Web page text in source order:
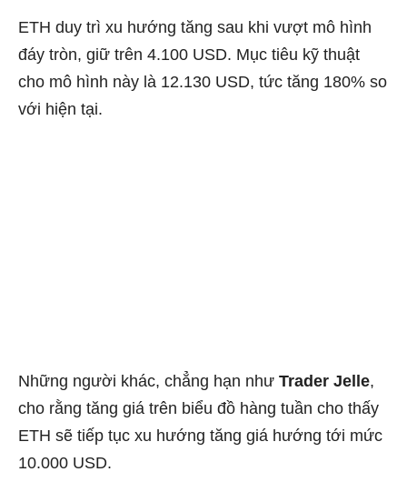
ETH duy trì xu hướng tăng sau khi vượt mô hình
đáy tròn, giữ trên 4.100 USD. Mục tiêu kỹ thuật
cho mô hình này là 12.130 USD, tức tăng 180% so
với hiện tại.
Những người khác, chẳng hạn như Trader Jelle,
cho rằng tăng giá trên biểu đồ hàng tuần cho thấy
ETH sẽ tiếp tục xu hướng tăng giá hướng tới mức
10.000 USD.